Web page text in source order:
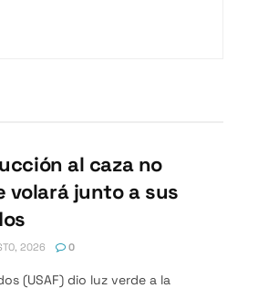
al caza no
volará junto a sus
2026 0
(USAF) dio luz verde a la